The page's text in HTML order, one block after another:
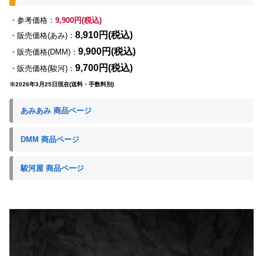
・参考価格： 9,900円(税込)
・販売価格(あみ)： 8,910円(税込)
・販売価格(DMM)： 9,900円(税込)
・販売価格(駿河)： 9,700円(税込)
※2026年3月25日現在(送料・手数料別)
あみあみ 商品ページ
DMM 商品ページ
駿河屋 商品ページ